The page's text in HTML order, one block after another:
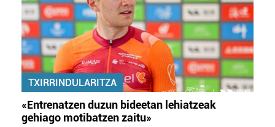
TXIRRINDULARITZA
«Entrenatzen duzun bideetan lehiatzeak
gehiago motibatzen zaitu»